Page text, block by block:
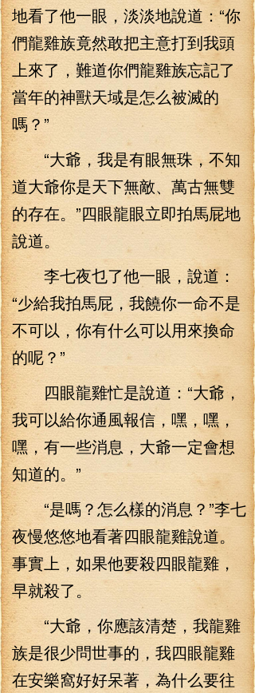
地看了他一眼，淡淡地說道：“你
們龍雞族竟然敢把主意打到我頭
上來了，難道你們龍雞族忘記了
當年的神獸天域是怎么被滅的
嗎？”
“大爺，我是有眼無珠，不知
道大爺你是天下無敵、萬古無雙
的存在。”四眼龍眼立即拍馬屁地
說道。
李七夜乜了他一眼，說道：
“少給我拍馬屁，我饒你一命不是
不可以，你有什么可以用來換命
的呢？”
四眼龍雞忙是說道：“大爺，
我可以給你通風報信，嘿，嘿，
嘿，有一些消息，大爺一定會想
知道的。”
“是嗎？怎么樣的消息？”李七
夜慢悠悠地看著四眼龍雞說道。
事實上，如果他要殺四眼龍雞，
早就殺了。
“大爺，你應該清楚，我龍雞
族是很少問世事的，我四眼龍雞
在安樂窩好好呆著，為什么要往